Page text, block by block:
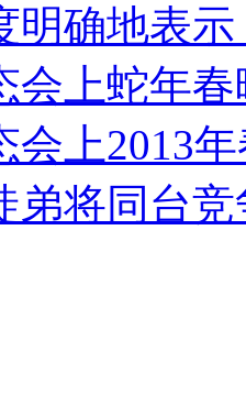
主义
不公正
明确地表
会上蛇年春
会上2013
弟将同台